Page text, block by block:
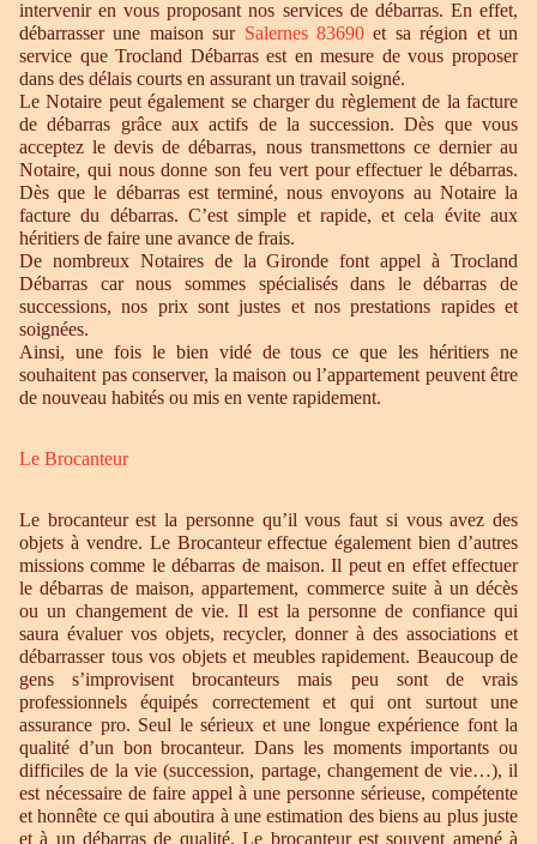
intervenir en vous proposant nos services de débarras. En effet,
débarrasser une maison sur Salernes 83690 et sa région et un
service que Trocland Débarras est en mesure de vous proposer
dans des délais courts en assurant un travail soigné.
Le Notaire peut également se charger du règlement de la facture
de débarras grâce aux actifs de la succession. Dès que vous
acceptez le devis de débarras, nous transmettons ce dernier au
Notaire, qui nous donne son feu vert pour effectuer le débarras.
Dès que le débarras est terminé, nous envoyons au Notaire la
facture du débarras. C’est simple et rapide, et cela évite aux
héritiers de faire une avance de frais.
De nombreux Notaires de la Gironde font appel à Trocland
Débarras car nous sommes spécialisés dans le débarras de
successions, nos prix sont justes et nos prestations rapides et
soignées.
Ainsi, une fois le bien vidé de tous ce que les héritiers ne
souhaitent pas conserver, la maison ou l’appartement peuvent être
de nouveau habités ou mis en vente rapidement.
Le Brocanteur
Le brocanteur est la personne qu’il vous faut si vous avez des
objets à vendre. Le Brocanteur effectue également bien d’autres
missions comme le débarras de maison. Il peut en effet effectuer
le débarras de maison, appartement, commerce suite à un décès
ou un changement de vie. Il est la personne de confiance qui
saura évaluer vos objets, recycler, donner à des associations et
débarrasser tous vos objets et meubles rapidement. Beaucoup de
gens s’improvisent brocanteurs mais peu sont de vrais
professionnels équipés correctement et qui ont surtout une
assurance pro. Seul le sérieux et une longue expérience font la
qualité d’un bon brocanteur. Dans les moments importants ou
difficiles de la vie (succession, partage, changement de vie…), il
est nécessaire de faire appel à une personne sérieuse, compétente
et honnête ce qui aboutira à une estimation des biens au plus juste
et à un débarras de qualité. Le brocanteur est souvent amené à